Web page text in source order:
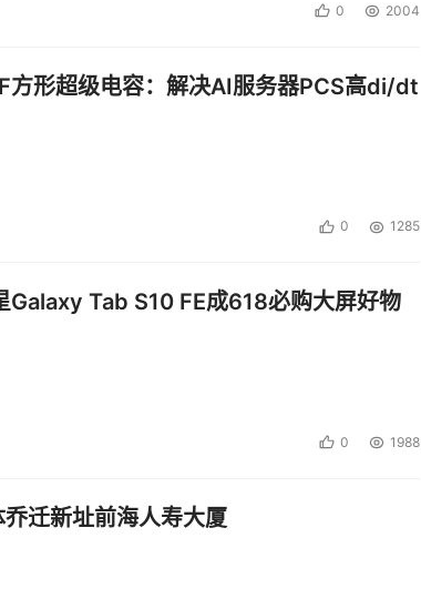
民能够用手机中语音信息记录来传递信息。如此一
要信息。此外，这些技术还将为人们提供更好的生
告邮件，删除这些垃圾邮件常常让人头疼不已却又
通过技术让这类广告性质的邮件变得更加个性化并
用户无需再为收到大量无关的信息而烦恼。
活习惯，例如他们的网络使用偏好以及在社交网站
件捕捉到这一信息后，将只为该用户提供这支乐队
告中指出，“从新闻、体育到政治，你会越发相信这
定如何处理。”
0 2004
形超级电容：解决AI服务器PCS高di/dt
0 1285
Galaxy Tab S10 FE成618必购大屏好物
0 1988
迁新址前海人寿大厦